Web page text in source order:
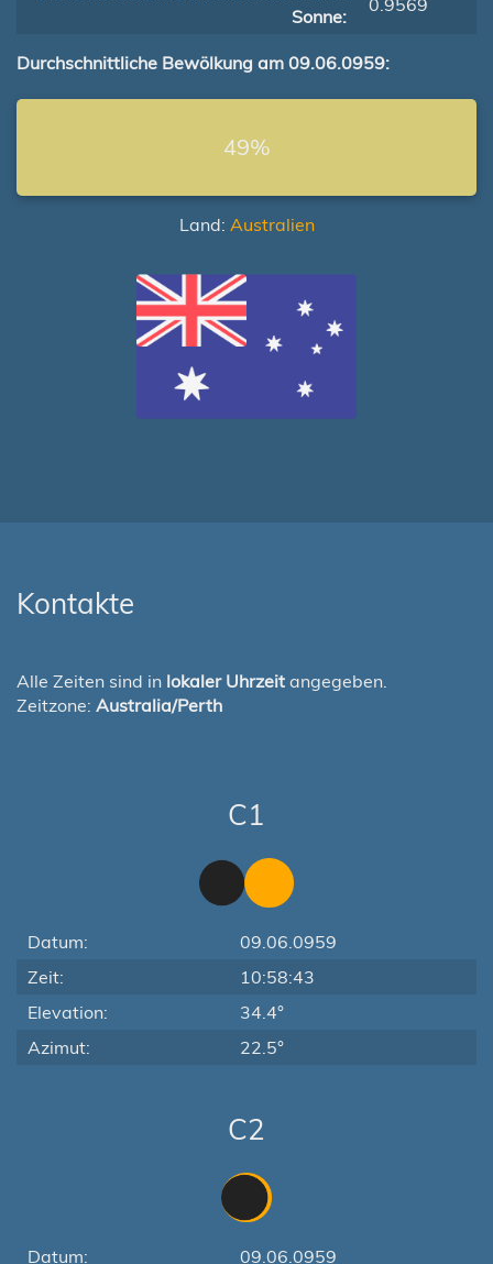
Sonne:
0.9569
Durchschnittliche Bewölkung am 09.06.0959:
49%
Land: Australien
Kontakte
Alle Zeiten sind in lokaler Uhrzeit angegeben.
Zeitzone: Australia/Perth
C1
Datum:
09.06.0959
Zeit:
10:58:43
Elevation:
34.4°
Azimut:
22.5°
C2
Datum: 09.06.0959